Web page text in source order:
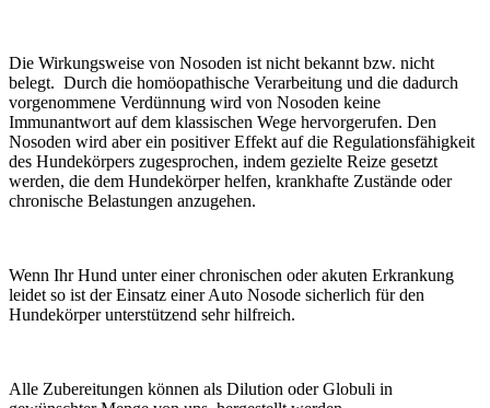
Die Wirkungsweise von Nosoden ist nicht bekannt bzw. nicht
belegt. Durch die homöopathische Verarbeitung und die dadurch
vorgenommene Verdünnung wird von Nosoden keine
Immunantwort auf dem klassischen Wege hervorgerufen. Den
Nosoden wird aber ein positiver Effekt auf die Regulationsfähigkeit
des Hundekörpers zugesprochen, indem gezielte Reize gesetzt
werden, die dem Hundekörper helfen, krankhafte Zustände oder
chronische Belastungen anzugehen.
Wenn Ihr Hund unter einer chronischen oder akuten Erkrankung
leidet so ist der Einsatz einer Auto Nosode sicherlich für den
Hundekörper unterstützend sehr hilfreich.
Alle Zubereitungen können als Dilution oder Globuli in